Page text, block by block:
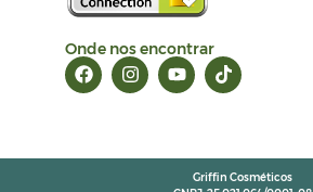
Onde nos encontrar
Griffin Cosméticos